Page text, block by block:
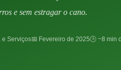
e sem estragar o cano.
Serviços📅 Fevereiro de 2025🕒 ~8 min